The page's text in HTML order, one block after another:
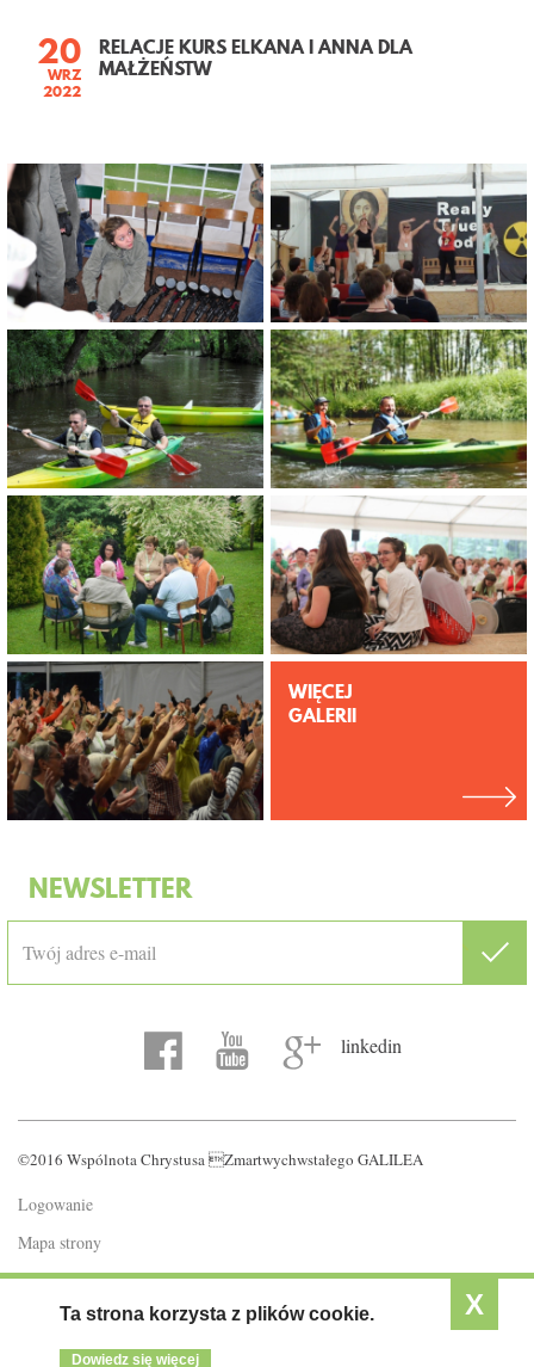
20
WRZ
2022
RELACJE KURS ELKANA I ANNA DLA
MAŁŻEŃSTW
WIĘCEJ
GALERII
NEWSLETTER
linkedin
©2016 Wspólnota Chrystusa Zmartwychwstałego GALILEA
Logowanie
Mapa strony
Polityka prywatności
Ta strona korzysta z plików cookie.
Dowiedz się więcej
X